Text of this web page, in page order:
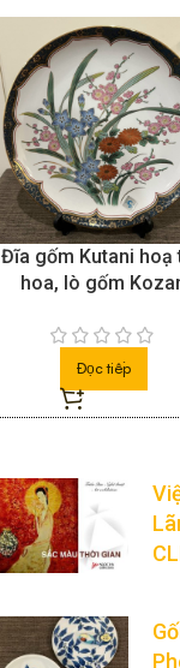
Đĩa gốm Kutani hoạ
hoa, lò gốm
Đọc tiếp